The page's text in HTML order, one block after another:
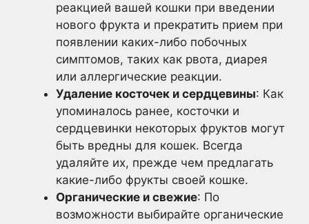
реакцией вашей кошки при введении
нового фрукта и прекратить прием при
появлении каких-либо побочных
симптомов, таких как рвота, диарея
или аллергические реакции.
Удаление косточек и сердцевины: Как
упоминалось ранее, косточки и
сердцевинки некоторых фруктов могут
быть вредны для кошек. Всегда
удаляйте их, прежде чем предлагать
какие-либо фрукты своей кошке.
Органические и свежие: По
возможности выбирайте органические